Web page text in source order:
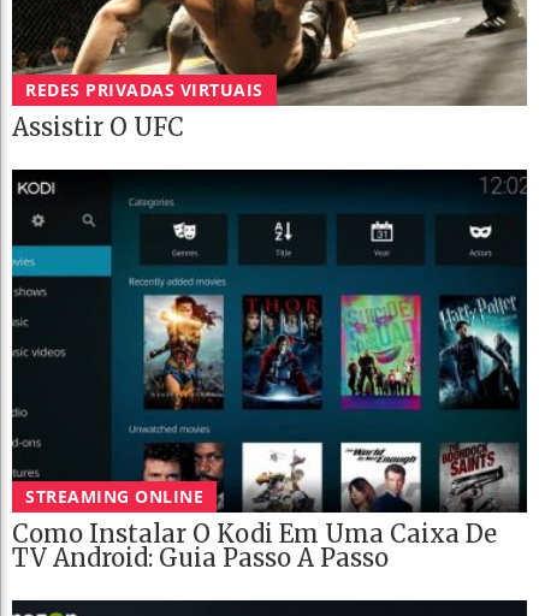
REDES PRIVADAS VIRTUAIS
Assistir O UFC
STREAMING ONLINE
Como Instalar O Kodi Em Uma Caixa De
TV Android: Guia Passo A Passo